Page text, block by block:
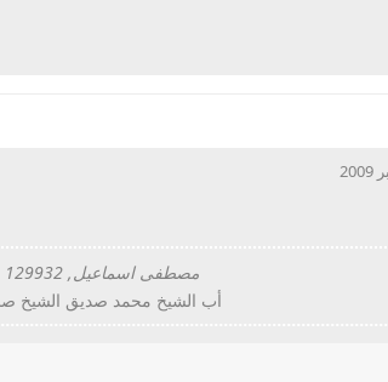
مصطفى اسماعيل, post: 129932 كتب
أب الشيخ محمد صديق الشيخ